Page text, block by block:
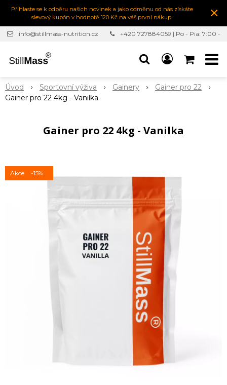
Přihlaste se k odběru našich novinek a jako odměnu od nás získáte
slevový kupón v hodnotě 120 Kč na váš první nákup.
×
info@stillmass-nutrition.cz
+420 727884059 | Po - Pia: 7:00 -
Úvod Sportovní výživa Gainery
Gainer pro 22
Gainer pro 22 4kg - Vanilka
Gainer pro 22 4kg - Vanilka
Akce -15%